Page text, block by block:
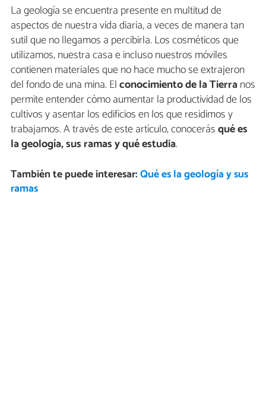
La geología se encuentra presente en multitud de
aspectos de nuestra vida diaria, a veces de manera tan
sutil que no llegamos a percibirla. Los cosméticos que
utilizamos, nuestra casa e incluso nuestros móviles
contienen materiales que no hace mucho se extrajeron
del fondo de una mina. Elconocimiento de la Tierranos
permite entender cómo aumentar la productividad de los
cultivos y asentar los edificios en los que residimos y
trabajamos. A través de este artículo, conocerásqué es
la geología, sus ramas y qué estudia.
También te puede interesar:Qué es la geología y sus
ramas